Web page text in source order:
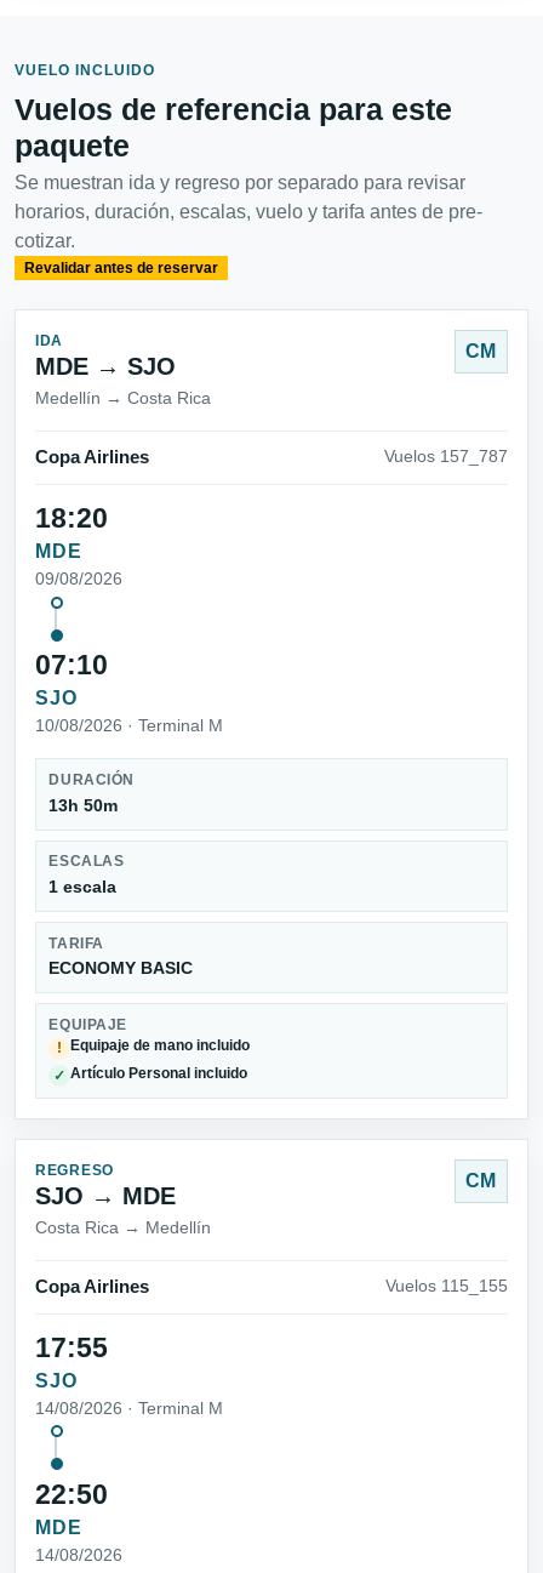
VUELO INCLUIDO
Vuelos de referencia para este
paquete
Se muestran ida y regreso por separado para revisar
horarios, duración, escalas, vuelo y tarifa antes de pre-
cotizar.
Revalidar antes de reservar
IDA
MDE → SJO
Medellín → Costa Rica
CM
Copa Airlines Vuelos 157_787
18:20
MDE
09/08/2026
07:10
SJO
10/08/2026 · Terminal M
DURACIÓN
13h 50m
ESCALAS
1 escala
TARIFA
ECONOMY BASIC
EQUIPAJE
!
Equipaje de mano incluido
✓ Artículo Personal incluido
REGRESO
SJO → MDE
Costa Rica → Medellín
CM
Copa Airlines Vuelos 115_155
17:55
SJO
14/08/2026 · Terminal M
22:50
MDE
14/08/2026